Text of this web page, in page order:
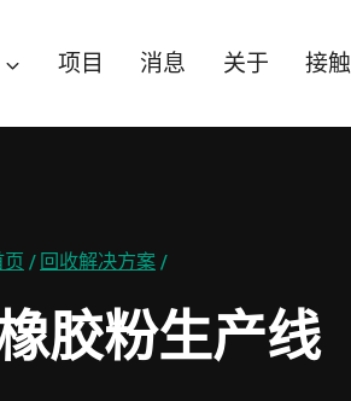
项目 消息 关于 接触
页 / 回收解决方案 /
胶粉生产线